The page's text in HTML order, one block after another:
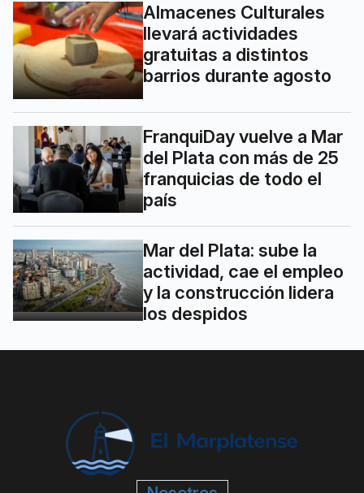
Almacenes Culturales
llevará actividades
gratuitas a distintos
barrios durante agosto
FranquiDay vuelve a Mar
del Plata con más de 25
franquicias de todo el
país
Mar del Plata: sube la
actividad, cae el empleo
y la construcción lidera
los despidos